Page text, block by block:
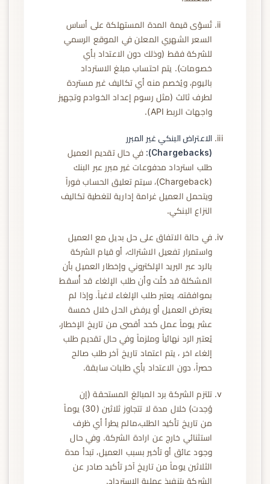
تُسوّى قيمة المدة المستهلكة على أساس
السعر الشهري المعلن في الموقع الرسمي
للشركة فقط (وذلك دون الاعتداد بأي
خصومات). يتم احتساب مبلغ الاسترداد
باليوم، ويُخصم منه أي تكاليف غير مستردة
لطرف ثالث (مثل رسوم إعداد الخوادم وتجهيز
واجهات الربط API).
الاعتراض البنكي غير المبرر
(Chargebacks):
في حال تقديم العميل
طلب استرداد مدفوعات غير مبرر عبر البنك
(Chargeback)، سيتم تعليق الحساب فوراً
ويتحمل العميل غرامة إدارية لتغطية تكاليف
النزاع البنكي.
في حالة الاتفاق على حل بديل مع العميل
واستمرار تفعيل الاشتراك، أو قيام الشركة
بالرد عبر البريد الإلكتروني وإخطار العميل بأن
المشكلة قد حُلّت وأن طلب الإلغاء قد أُسقط
بموافقته، يعتبر طلب الإلغاء لاغياً. وإذا لم
يعترض العميل أو يرفض الحل خلال خمسة
عشر يوماً عمل كحد أقصى من تاريخ الإخطار،
يُعتبر الرد نهائياً وملزماً وفي حال تقديم طلب
إلغاء اخر ، يتم اعتماد تاريخ آخر طلب صالح
حصراً، دون الاعتداد بأي طلبات سابقة.
تلتزم الشركة برد المبالغ المستحقة (إن
وُجدت) خلال مدة لا تتجاوز ثلاثين (30) يوماً
من تاريخ تأكيد الطلب،مالم يطرأ أي ظرف
استثنائي خارج عن ارادة الشركة. وفي حال
وجود عائق أو تأخير بسبب العميل، تبدأ مدة
الثلاثين يوماً من تاريخ آخر تأكيد صادر عن
الشركة بتنفيذ عملية الاسترداد.